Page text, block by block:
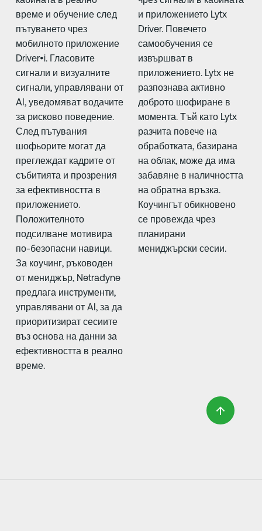
време и обучение след
пътуването чрез
мобилното приложение
Driver•i. Гласовите
сигнали и визуалните
сигнали, управлявани от
AI, уведомяват водачите
за рисково поведение.
След пътувания
шофьорите могат да
преглеждат кадрите от
събитията и прозрения
за ефективността в
приложението.
Положителното
подсилване мотивира
по-безопасни навици.
За коучинг, ръководен
от мениджър, Netradyne
предлага инструменти,
управлявани от AI, за да
приоритизират сесиите
въз основа на данни за
ефективността в реално
време.
и приложението Lytx
Driver. Повечето
самообучения се
извършват в
приложението. Lytx не
разпознава активно
доброто шофиране в
момента. Тъй като Lytx
разчита повече на
обработката, базирана
на облак, може да има
забавяне в наличността
на обратна връзка.
Коучингът обикновено
се провежда чрез
планирани
мениджърски сесии.